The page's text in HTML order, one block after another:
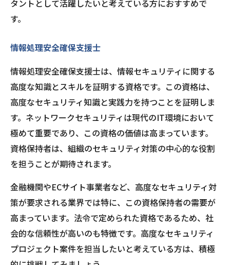
タントとして活躍したいと考えている方におすすめで
す。
情報処理安全確保支援士
情報処理安全確保支援士は、情報セキュリティに関する
高度な知識とスキルを証明する資格です。この資格は、
高度なセキュリティ知識と実践力を持つことを証明しま
す。ネットワークセキュリティは現代のIT環境において
極めて重要であり、この資格の価値は高まっています。
資格保持者は、組織のセキュリティ対策の中心的な役割
を担うことが期待されます。
金融機関やECサイト事業者など、高度なセキュリティ対
策が要求される業界では特に、この資格保持者の需要が
高まっています。法令で定められた資格であるため、社
会的な信頼性が高いのも特徴です。高度なセキュリティ
プロジェクト案件を担当したいと考えている方は、積極